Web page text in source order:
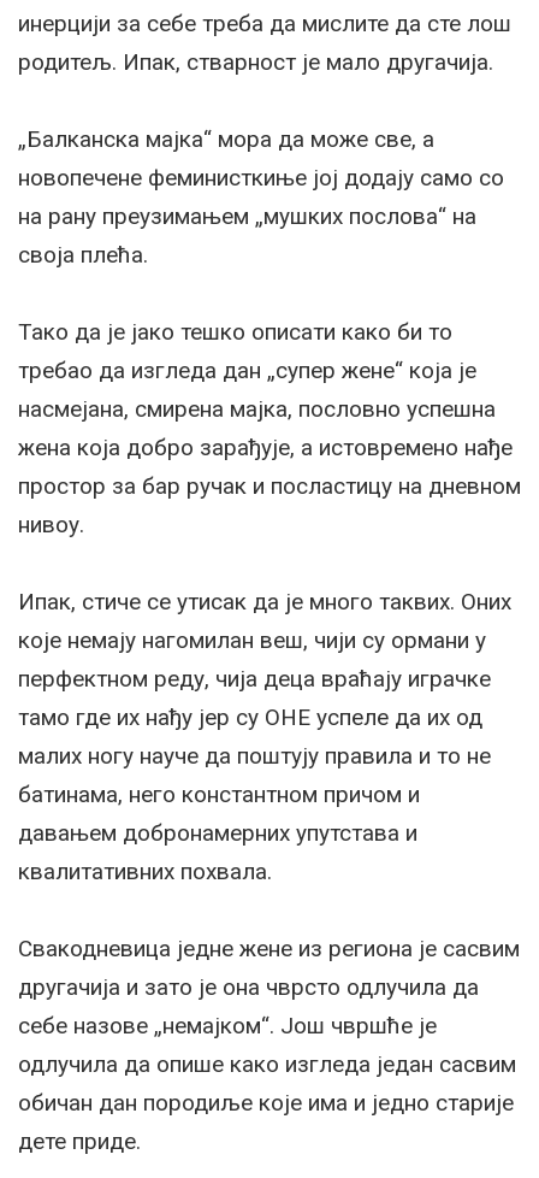
инерцији за себе треба да мислите да сте лош
родитељ. Ипак, стварност је мало другачија.
„Балканска мајка“ мора да може све, а
новопечене феминисткиње јој додају само со
на рану преузимањем „мушких послова“ на
своја плећа.
Тако да је јако тешко описати како би то
требао да изгледа дан „супер жене“ која је
насмејана, смирена мајка, пословно успешна
жена која добро зарађује, а истовремено нађе
простор за бар ручак и посластицу на дневном
нивоу.
Ипак, стиче се утисак да је много таквих. Оних
које немају нагомилан веш, чији су ормани у
перфектном реду, чија деца враћају играчке
тамо где их нађу јер су ОНЕ успеле да их од
малих ногу науче да поштују правила и то не
батинама, него константном причом и
давањем добронамерних упутстава и
квалитативних похвала.
Свакодневица једне жене из региона је сасвим
другачија и зато је она чврсто одлучила да
себе назове „немајком“. Још чвршће је
одлучила да опише како изгледа један сасвим
обичан дан породиље које има и једно старије
дете приде.